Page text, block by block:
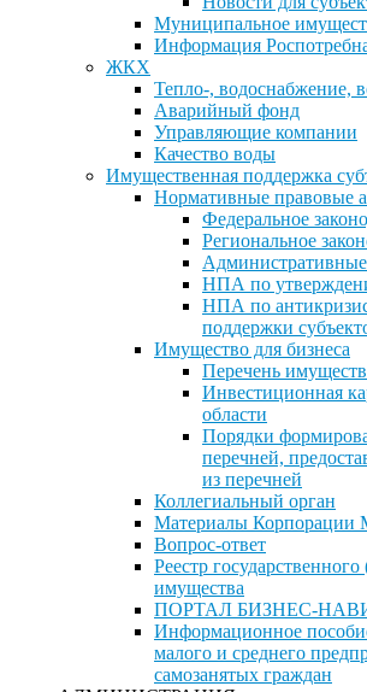
Муниципальное
Информация
ЖКХ
Тепло-, водоснабжение,
Аварийный фонд
Управляющие компании
Качество воды
Имущественная поддержка
Нормативные правовые
Федеральное
Региональное
НПА по
НПА по
поддержки
Имущество для бизнеса
Перечень
Инвестиционная
области
Порядки
перечней,
из перечней
Коллегиальный орган
Материалы
Вопрос-ответ
Реестр
имущества
ПОРТАЛ БИЗНЕС-
Информационное
малого и среднего
самозанятых граждан